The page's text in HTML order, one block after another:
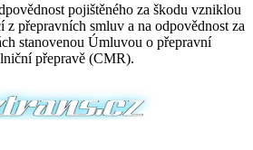
pojištěného za škodu vzniklou
přepravních smluv a na odpovědnost za
stanovenou Úmluvou o přepravní
přepravě (CMR).